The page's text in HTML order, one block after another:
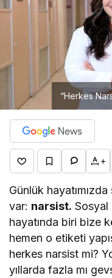
“Herkes
+
Günlük
var: narsist. Sosyal
hayatında biri bize
hemen o etiketi
herkes narsist mi?
yıllarda fazla mı